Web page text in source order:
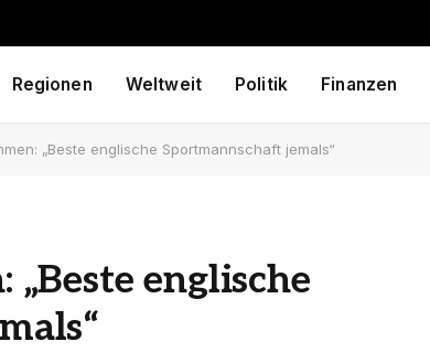
Regionen Weltweit Politik Finanzen
„Beste englische Sportmannschaft jemals“
„Beste englische